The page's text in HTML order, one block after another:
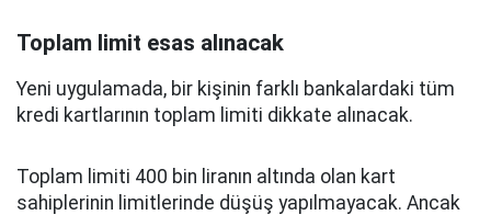
Toplam limit esas alınacak
Yeni uygulamada, bir kişinin farklı bankalardaki tüm
kredi kartlarının toplam limiti dikkate alınacak.
Toplam limiti 400 bin liranın altında olan kart
sahiplerinin limitlerinde düşüş yapılmayacak. Ancak